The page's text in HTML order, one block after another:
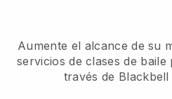
Aumente el alcance de su
servicios de clases de
través de